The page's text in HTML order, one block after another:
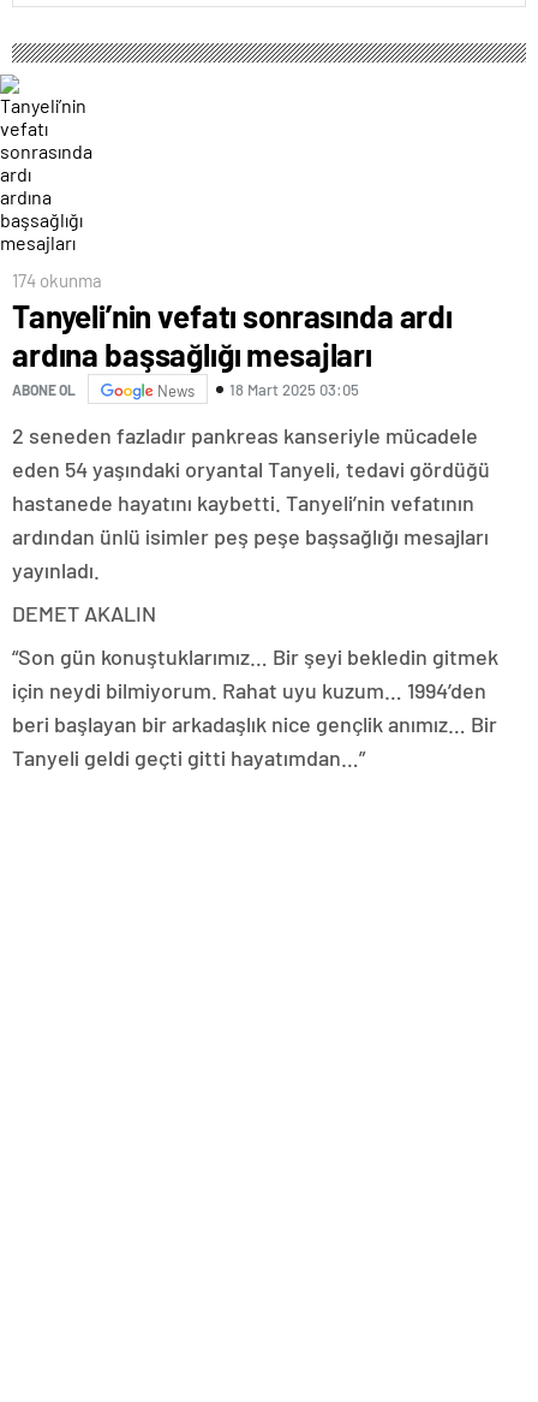
174 okunma
Tanyeli’nin vefatı sonrasında ardı
ardına başsağlığı mesajları
ABONE OL News 18 Mart 2025 03:05
2 seneden fazladır pankreas kanseriyle mücadele
eden 54 yaşındaki oryantal Tanyeli, tedavi gördüğü
hastanede hayatını kaybetti. Tanyeli’nin vefatının
ardından ünlü isimler peş peşe başsağlığı mesajları
yayınladı.
DEMET AKALIN
“Son gün konuştuklarımız… Bir şeyi bekledin gitmek
için neydi bilmiyorum. Rahat uyu kuzum… 1994’den
beri başlayan bir arkadaşlık nice gençlik anımız… Bir
Tanyeli geldi geçti gitti hayatımdan…”